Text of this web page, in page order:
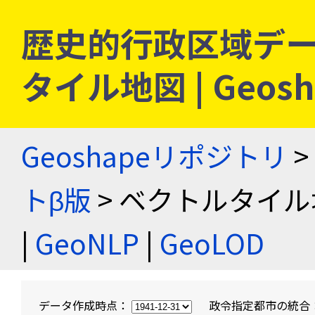
歴史的行政区域デ
タイル地図 |
Geoshapeリポジトリ >
トβ版 > ベクトルタイ
| GeoNLP | GeoLOD
データ作成時点： 政令指定都市の統